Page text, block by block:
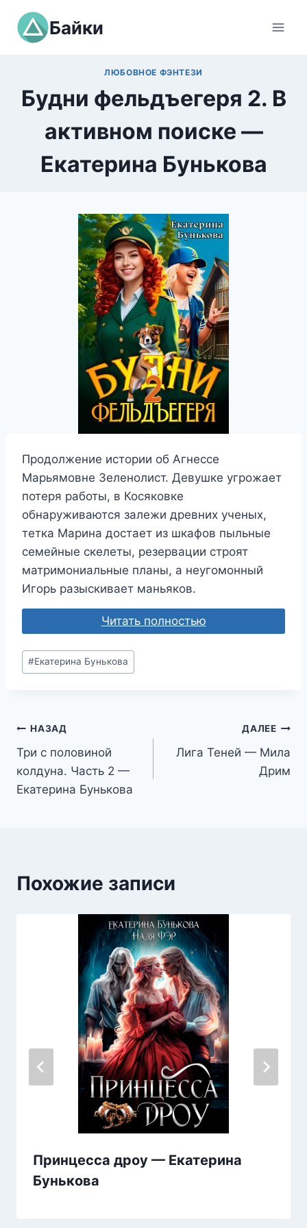
Перейти
содержимому
Байки
ЛЮБОВНОЕ ФЭНТЕЗИ
Будни фельдъегеря 2. В
активном поиске —
Екатерина Бунькова
Продолжение истории об Агнессе
Марьямовне Зеленолист. Девушке угрожает
потеря работы, в Косяковке
обнаруживаются залежи древних ученых,
тетка Марина достает из шкафов пыльные
семейные скелеты, резервации строят
матримониальные планы, а неугомонный
Игорь разыскивает маньяков.
Читать полностью
Метки
записи:
#Екатерина Бунькова
Навигация
по
записям
НАЗАД
Три с половиной
колдуна. Часть 2 —
Екатерина Бунькова
ДАЛЕЕ
Лига Теней — Мила
Дрим
Похожие записи
Принцесса дроу — Екатерина
Бунькова